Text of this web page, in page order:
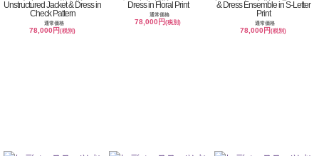
Unstructured Jacket & Dress in
Check Pattern
通常価格
78,000円(税別)
Dress in Floral Print
通常価格
78,000円(税別)
& Dress Ensemble in S-Letter
Print
通常価格
78,000円(税別)